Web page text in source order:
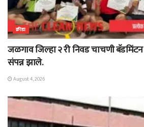
क्रीडा
जळगाव जिल्हा २ री निवड चाचणी बॅडमिंटन
संपन्न झाले.
August 4, 2026